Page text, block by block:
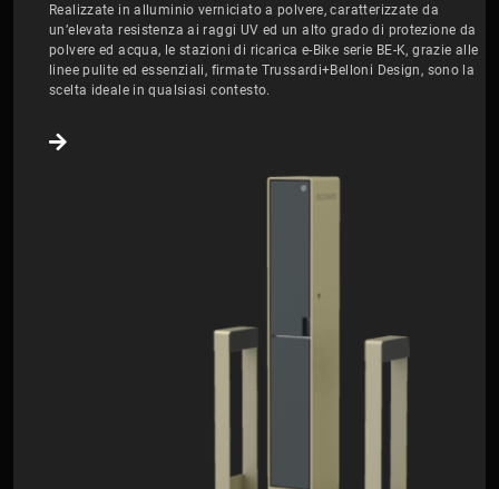
Realizzate in alluminio verniciato a polvere, caratterizzate da
un’elevata resistenza ai raggi UV ed un alto grado di protezione da
polvere ed acqua, le stazioni di ricarica e-Bike serie BE-K, grazie alle
linee pulite ed essenziali, firmate Trussardi+Belloni Design, sono la
scelta ideale in qualsiasi contesto.